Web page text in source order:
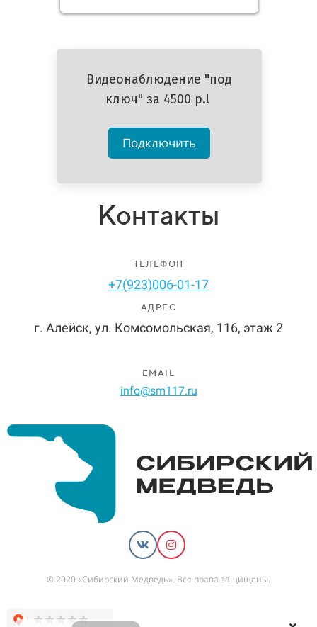
Видеонаблюдение "под
ключ" за 4500 р.!
Подключить
Контакты
ТЕЛЕФОН
+7(923)006-01-17
АДРЕС
г. Алейск, ул. Комсомольская, 116, этаж 2
EMAIL
info@sm117.ru
© 2020 «Сибирский Медведь». Все права защищены.